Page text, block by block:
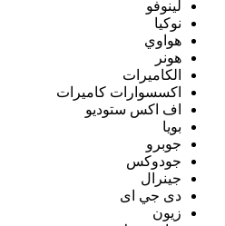
لينوفو
نوكيا
هواوي
هونر
الكاميرات
اكسسوارات كاميرات
اف اكس ستوديو
بويا
جوبرو
جودوكس
جينرال
دى جي اى
زيون